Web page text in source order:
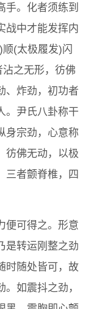
手。化者须练到
战中才能发挥内
(太极履发)闪
之无形，彷佛
、炸劲，初功者
。尹氏八卦称干
身宗劲，心意称
彷佛无动，以极
三者颤脊椎，四
便可得之。形意
是转运刚整之劲
时随处皆可，故
如震抖之劲，